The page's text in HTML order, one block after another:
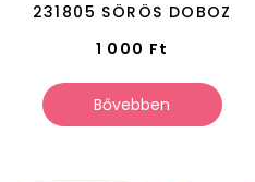
231805 SÖRÖS DOBOZ
1 000 Ft
Bővebben